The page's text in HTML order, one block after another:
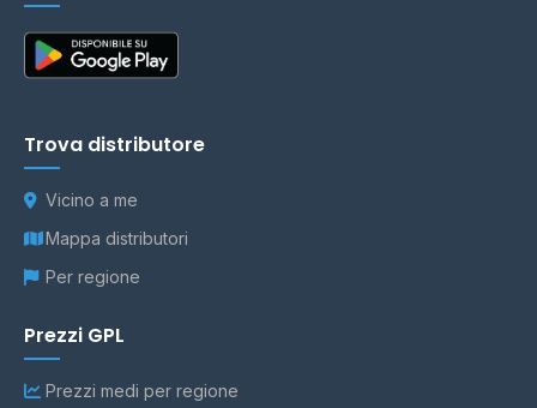
Trova distributore
Vicino a me
Mappa distributori
Per regione
Prezzi GPL
Prezzi medi per regione